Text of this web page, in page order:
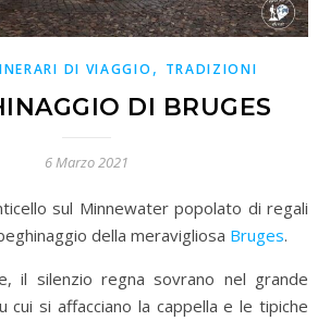
DI VIAGGIO , TRADIZIONI
DI BRUGES
6 Marzo 2021
della meravigliosa Bruges.
il silenzio regna sovrano nel grande
cui si affacciano la cappella e le tipiche